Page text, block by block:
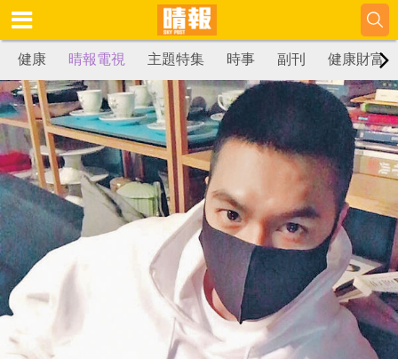
健康 晴報電視 主題特集 時事 副刊 健康財富